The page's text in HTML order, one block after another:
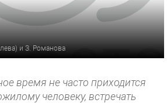
и З. Романова
время не часто приходится
человеку, встречать